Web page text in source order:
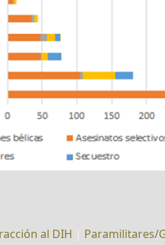
al DIH Paramilitares/